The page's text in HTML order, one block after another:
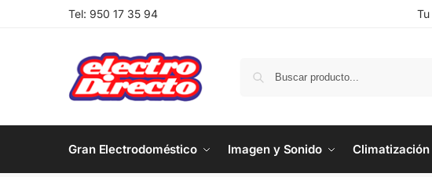
Tel: 950 17 35 94
Gran Electrodoméstico Imagen y Sonido Climatización